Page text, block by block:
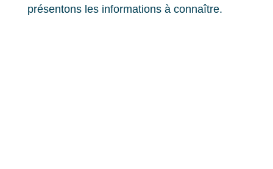
présentons les informations à connaître.